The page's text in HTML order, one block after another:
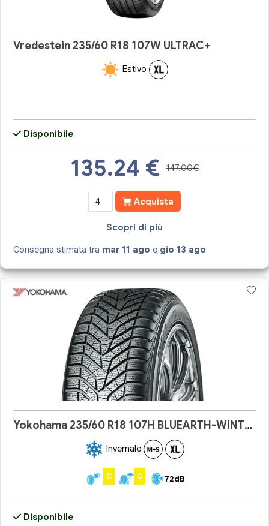
Vredestein 235/60 R18 107W ULTRAC+
Estivo
Disponibile
135.24 € 147.00€
Acquista
Scopri di più
Consegna stimata tra mar 11 ago e gio 13 ago
Yokohama 235/60 R18 107H BLUEARTH-WINTER V905
Invernale
C C 72dB
Disponibile